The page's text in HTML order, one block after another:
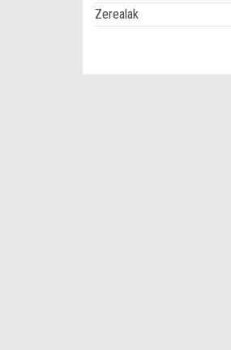
Zerealak